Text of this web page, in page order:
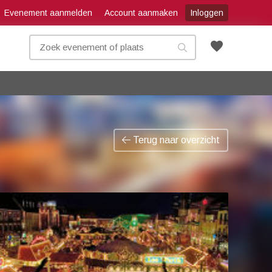
Evenement aanmelden Account aanmaken Inloggen
favorite
Terug naar overzicht